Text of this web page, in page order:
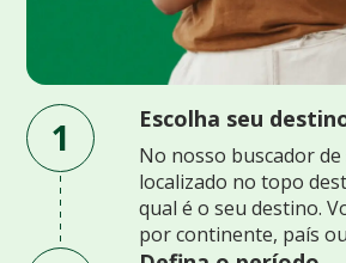
1 Escolha seu
No nosso buscador
localizado no topo
qual é o seu destino.
por continente, país